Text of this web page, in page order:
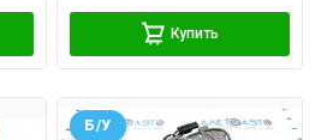
Купить
Б/У